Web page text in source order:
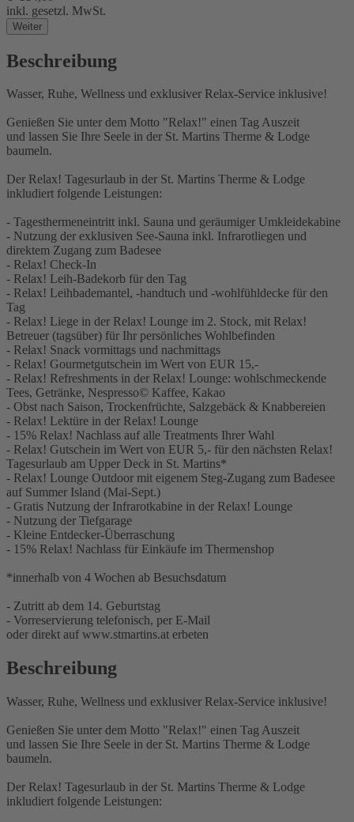
inkl. gesetzl. MwSt.
Weiter
Beschreibung
Wasser, Ruhe, Wellness und exklusiver Relax-Service inklusive!
Genießen Sie unter dem Motto "Relax!" einen Tag Auszeit
und lassen Sie Ihre Seele in der St. Martins Therme & Lodge
baumeln.
Der Relax! Tagesurlaub in der St. Martins Therme & Lodge
inkludiert folgende Leistungen:
- Tagesthermeneintritt inkl. Sauna und geräumiger Umkleidekabine
- Nutzung der exklusiven See-Sauna inkl. Infrarotliegen und
direktem Zugang zum Badesee
- Relax! Check-In
- Relax! Leih-Badekorb für den Tag
- Relax! Leihbademantel, -handtuch und -wohlfühldecke für den
Tag
- Relax! Liege in der Relax! Lounge im 2. Stock, mit Relax!
Betreuer (tagsüber) für Ihr persönliches Wohlbefinden
- Relax! Snack vormittags und nachmittags
- Relax! Gourmetgutschein im Wert von EUR 15,-
- Relax! Refreshments in der Relax! Lounge: wohlschmeckende
Tees, Getränke, Nespresso© Kaffee, Kakao
- Obst nach Saison, Trockenfrüchte, Salzgebäck & Knabbereien
- Relax! Lektüre in der Relax! Lounge
- 15% Relax! Nachlass auf alle Treatments Ihrer Wahl
- Relax! Gutschein im Wert von EUR 5,- für den nächsten Relax!
Tagesurlaub am Upper Deck in St. Martins*
- Relax! Lounge Outdoor mit eigenem Steg-Zugang zum Badesee
auf Summer Island (Mai-Sept.)
- Gratis Nutzung der Infrarotkabine in der Relax! Lounge
- Nutzung der Tiefgarage
- Kleine Entdecker-Überraschung
- 15% Relax! Nachlass für Einkäufe im Thermenshop
*innerhalb von 4 Wochen ab Besuchsdatum
- Zutritt ab dem 14. Geburtstag
- Vorreservierung telefonisch, per E-Mail
oder direkt auf www.stmartins.at erbeten
Beschreibung
Wasser, Ruhe, Wellness und exklusiver Relax-Service inklusive!
Genießen Sie unter dem Motto "Relax!" einen Tag Auszeit
und lassen Sie Ihre Seele in der St. Martins Therme & Lodge
baumeln.
Der Relax! Tagesurlaub in der St. Martins Therme & Lodge
inkludiert folgende Leistungen: